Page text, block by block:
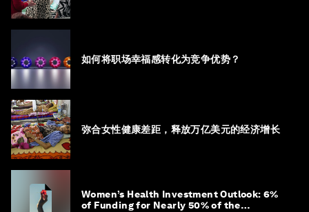
如何将职场幸福感转化为竞争优势？
弥合女性健康差距，释放万亿美元的经济增长
Women’s Health Investment Outlook: 6%
of Funding for Nearly 50% of the